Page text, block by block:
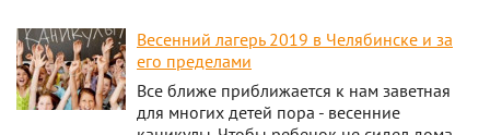
Весенний лагерь 2019 в Челябинске и за
его пределами
Все ближе приближается к нам заветная
для многих детей пора - весенние